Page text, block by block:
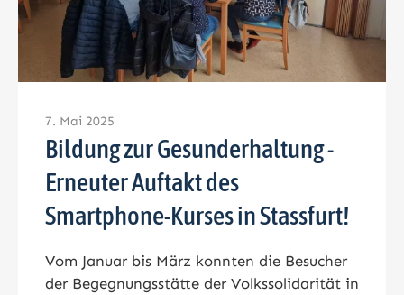
7. Mai 2025
Bildung zur Gesunderhaltung -
Erneuter Auftakt des
Smartphone-Kurses in Stassfurt!
Vom Januar bis März konnten die Besucher
der Begegnungsstätte der Volkssolidarität in